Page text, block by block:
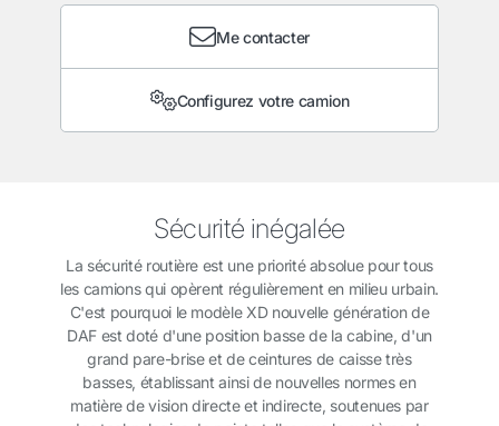
Me contacter
Configurez votre camion
Sécurité inégalée
La sécurité routière est une priorité absolue pour tous
les camions qui opèrent régulièrement en milieu urbain.
C'est pourquoi le modèle XD nouvelle génération de
DAF est doté d'une position basse de la cabine, d'un
grand pare-brise et de ceintures de caisse très
basses, établissant ainsi de nouvelles normes en
matière de vision directe et indirecte, soutenues par